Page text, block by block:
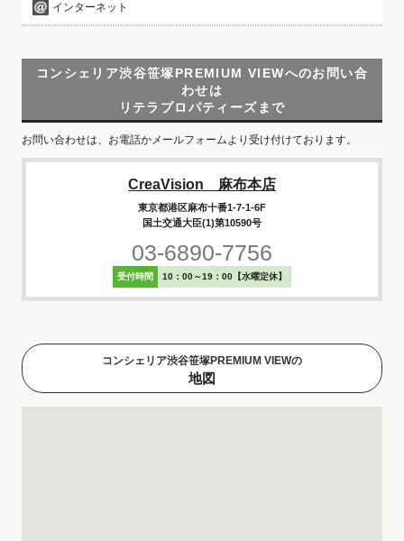
インターネット
コンシェリア渋谷笹塚PREMIUM VIEWへのお問い合
わせは
リテラプロパティーズまで
お問い合わせは、お電話かメールフォームより受け付けております。
CreaVision 麻布本店
東京都港区麻布十番1-7-1-6F
国土交通大臣(1)第10590号
03-6890-7756
受付時間 10：00～19：00【水曜定休】
コンシェリア渋谷笹塚PREMIUM VIEWの
地図